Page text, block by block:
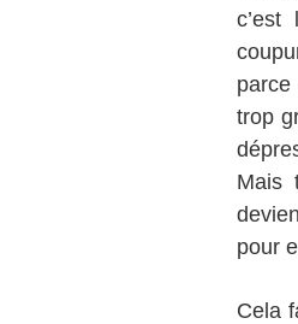
c’est
trop
Mais
pour
Cela